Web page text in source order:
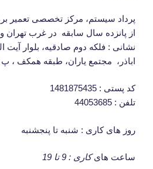
پرداد سیستم، مرکز تخصصی تعمیر
از پانزده سال سابقه در غرب
نشانی : فلکه دوم صادقیه، بلوار آیت
اباذر، مجتمع یاران، طبقه همکف ، پ 48 – ویستامهر
کد پستی : 1481875435
تلفن : 44053685
روز های کاری : شنبه تا پنجشنبه
ساعت هایکاری : 9 تا 19